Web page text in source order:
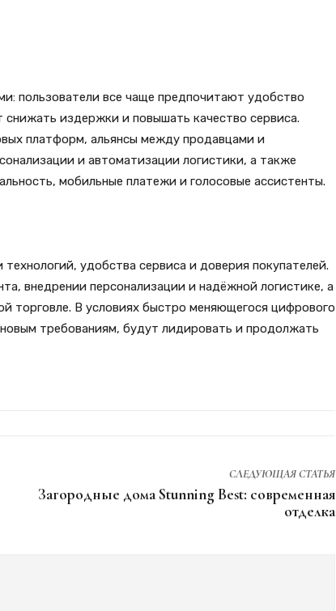
пользователи все чаще предпочитают удобство
издержки и повышать качество сервиса.
платформ, альянсы между продавцами и
и автоматизации логистики, а также
мобильные платежи и голосовые ассистенты.
удобства сервиса и доверия покупателей.
внедрении персонализации и надёжной логистике, а
торговле. В условиях быстро меняющегося цифрового
требованиям, будут лидировать и продолжать
СЛЕДУЮЩАЯ СТАТЬЯ
Загородные дома Stunning Best: современная
отделка